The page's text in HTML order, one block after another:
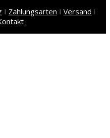
I Zahlungsarten I Versand I